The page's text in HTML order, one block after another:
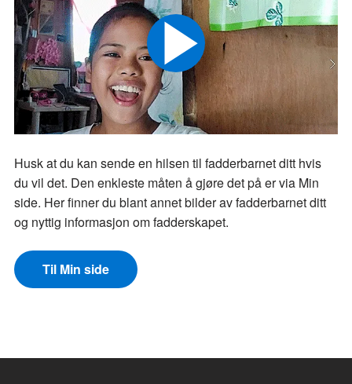
Husk at du kan sende en hilsen til fadderbarnet ditt hvis
du vil det. Den enkleste måten å gjøre det på er via Min
side. Her finner du blant annet bilder av fadderbarnet ditt
og nyttig informasjon om fadderskapet.
Til Min side